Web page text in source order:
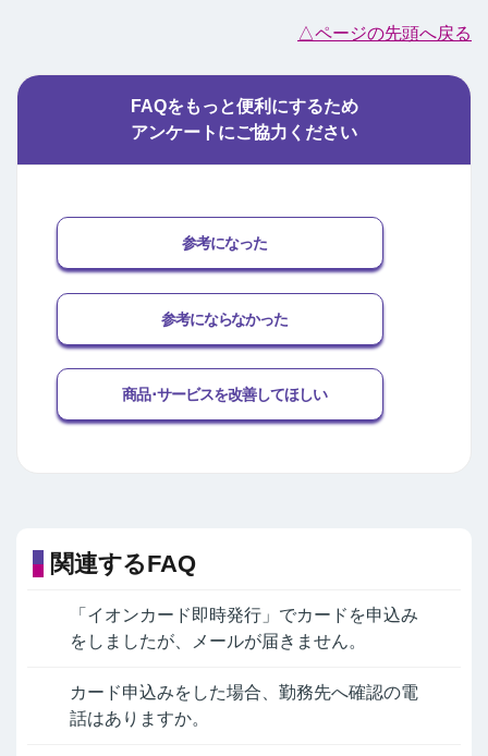
△ページの先頭へ戻る
FAQをもっと便利にするため
アンケートにご協力ください
参考になった
参考にならなかった
商品･サービスを改善してほしい
関連するFAQ
「イオンカード即時発行」でカードを申込み
をしましたが、メールが届きません。
カード申込みをした場合、勤務先へ確認の電
話はありますか。